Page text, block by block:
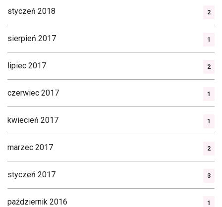
styczeń 2018 2
sierpień 2017 1
lipiec 2017 2
czerwiec 2017 1
kwiecień 2017 1
marzec 2017 2
styczeń 2017 3
październik 2016 1